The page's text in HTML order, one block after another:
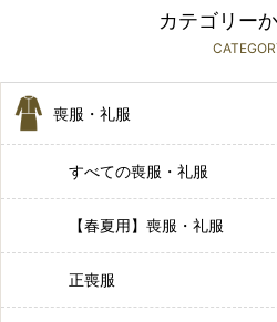
カテゴリー
喪服・礼服
すべての喪服・礼服
【春夏用】喪服・礼服
正喪服